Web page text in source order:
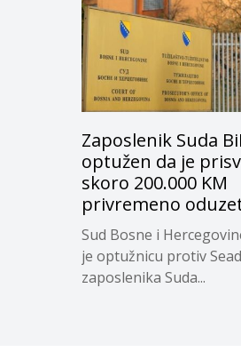
Zaposlenik Suda
optužen da je
skoro 200.000 KM
privremeno
Sud Bosne i
je optužnicu protiv
zaposlenika Suda...